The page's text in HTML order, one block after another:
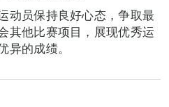
动员保持良好心态，争取最
其他比赛项目，展现优秀运
异的成绩。